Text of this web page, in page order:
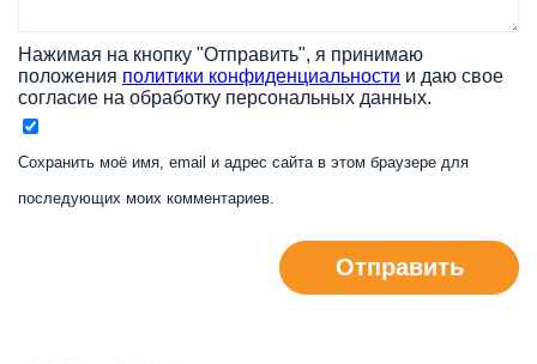
Нажимая на кнопку "Отправить", я принимаю
положения политики конфиденциальности и даю свое
согласие на обработку персональных данных.
Сохранить моё имя, email и адрес сайта в этом браузере для
последующих моих комментариев.
Отправить